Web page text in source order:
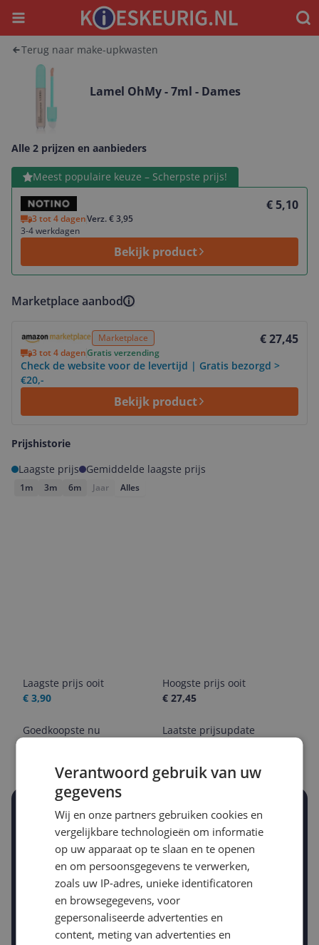
Menu
Terug naar make-upkwasten
Lamel OhMy - 7ml - Dames
Alle 2 prijzen en aanbieders
Meest populaire keuze – Scherpste prijs!
€ 5,10
3 tot 4 dagenVerz. € 3,95
3-4 werkdagen
Bekijk product
Bekijk product
Marketplace aanbod
Marketplace € 27,45
3 tot 4 dagenGratis verzending
Check de website voor de levertijd | Gratis bezorgd >
€20,-
Bekijk product
Prijshistorie
Laagste prijs
Gemiddelde laagste prijs
1m 3m 6m Jaar Alles
Laagste prijs ooit
€ 3,90
Hoogste prijs ooit
€ 27,45
Goedkoopste nu
Laatste prijsupdate
Stel een alert in en mis geen prijsdaling
Krijg een seintje zodra de prijs zakt
Jouw e-mailadres
Gewenste daling of bedrag
-10% -15%
Verantwoord gebruik van uw
gegevens
Wij en onze partners gebruiken cookies en
vergelijkbare technologieën om informatie
op uw apparaat op te slaan en te openen
en om persoonsgegevens te verwerken,
zoals uw IP-adres, unieke identificatoren
en browsegegevens, voor
gepersonaliseerde advertenties en
content, meting van advertenties en